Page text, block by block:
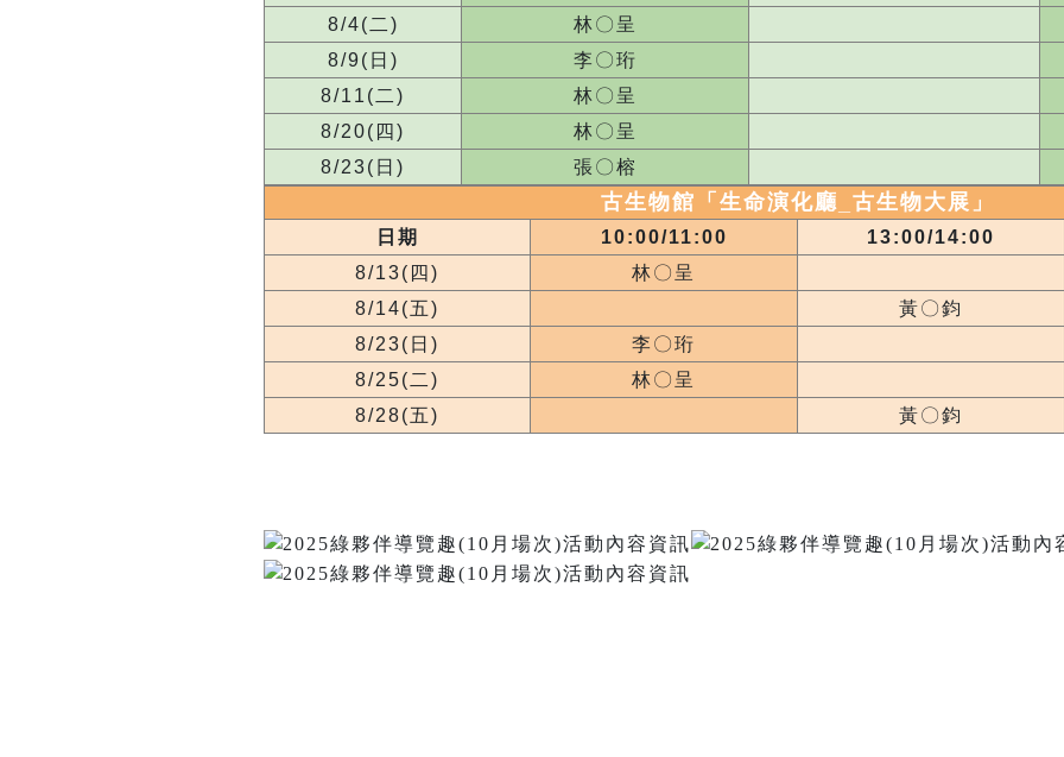
8/4(二)
林〇呈
8/9(日)
李〇珩
8/11(二)
林〇呈
8/20(四)
林〇呈
8/23(日)
張〇榕
古生物館「生命演化廳_ 古生物大展 」
日期 10:00/11:00 13:00/14:00
8/13(四)
林〇呈
8/14(五)
黃〇鈞
8/23(日)
李〇珩
8/25(二)
林〇呈
8/28(五)
黃〇鈞